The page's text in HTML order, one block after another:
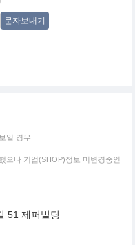
문자보내기
일 경우
으나 기업(SHOP)정보 미변경중인
51 제퍼빌딩